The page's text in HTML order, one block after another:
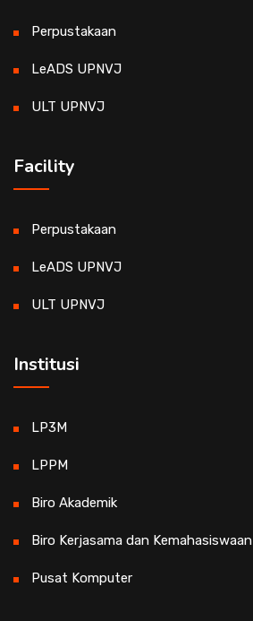
Perpustakaan
LeADS UPNVJ
ULT UPNVJ
Facility
Perpustakaan
LeADS UPNVJ
ULT UPNVJ
Institusi
LP3M
LPPM
Biro Akademik
Biro Kerjasama dan Kemahasiswaan
Pusat Komputer